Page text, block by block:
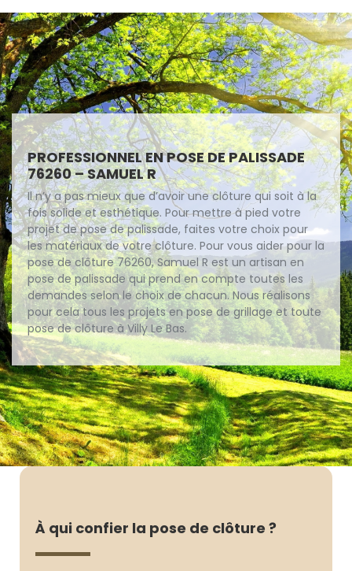
PROFESSIONNEL EN POSE DE PALISSADE
76260 – SAMUEL R
Il n’y a pas mieux que d’avoir une clôture qui soit à la
fois solide et esthétique. Pour mettre à pied votre
projet de pose de palissade, faites votre choix pour
les matériaux de votre clôture. Pour vous aider pour la
pose de clôture 76260, Samuel R est un artisan en
pose de palissade qui prend en compte toutes les
demandes selon le choix de chacun. Nous réalisons
pour cela tous les projets en pose de grillage et toute
pose de clôture à Villy Le Bas.
À qui confier la pose de clôture ?